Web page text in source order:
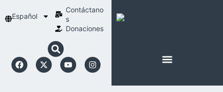
Español
Contáctano
s
Donaciones